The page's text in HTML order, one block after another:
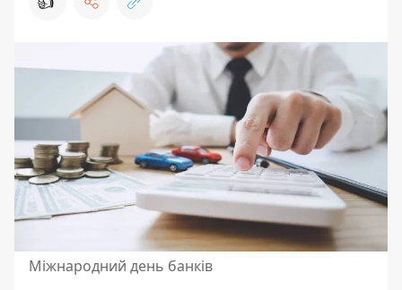
Міжнародний день банків